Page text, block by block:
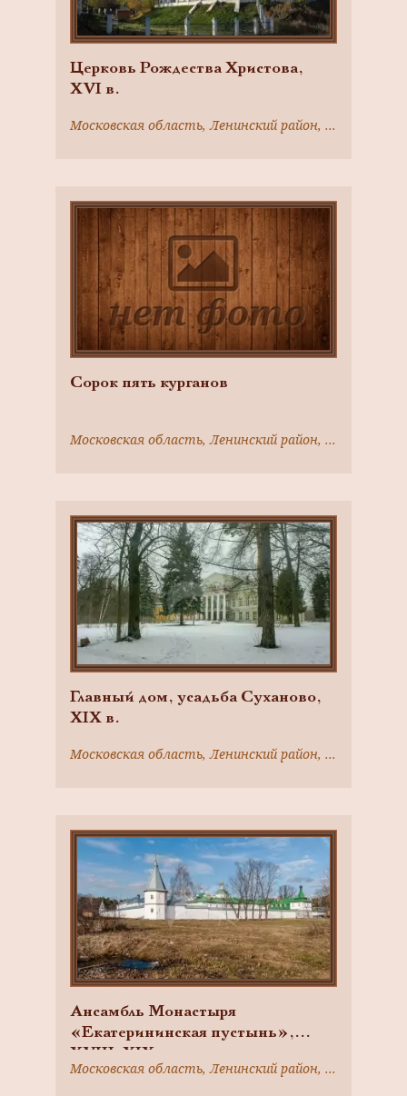
Церковь Рождества Христова,
ХVI в.
Московская область, Ленинский район, село Беседы
Сорок пять курганов
Московская область, Ленинский район, близ села Болеутово
Главный дом, усадьба Суханово,
ХIХ в.
Московская область, Ленинский район, село Суханово
Ансамбль Монастыря
«Екатерининская пустынь»,
XVIII-XIX вв.
Московская область, Ленинский район, г. Видное, Петровский проезд, 21